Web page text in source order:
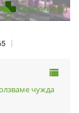
чужда